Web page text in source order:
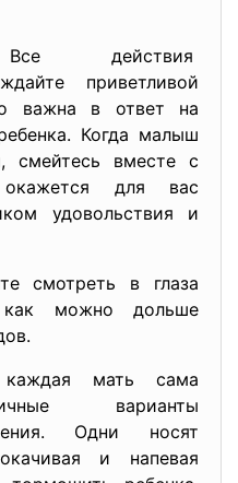
действия
приветливой
важна в ответ на
Когда малыш
смейтесь вместе с
для вас
удовольствия и
смотреть в глаза
как можно дольше
каждая мать сама
варианты
Одни носят
и напевая